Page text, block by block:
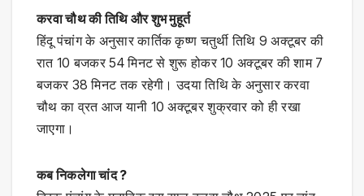
करवा चौथ की तिथि और शुभ मुहूर्त
हिंदू पंचांग के अनुसार कार्तिक कृष्ण चतुर्थी तिथि 9 अक्टूबर की
रात 10 बजकर 54 मिनट से शुरू होकर 10 अक्टूबर की शाम 7
बजकर 38 मिनट तक रहेगी। उदया तिथि के अनुसार करवा
चौथ का व्रत आज यानी 10 अक्टूबर शुक्रवार को ही रखा
जाएगा।
कब निकलेगा चांद ?